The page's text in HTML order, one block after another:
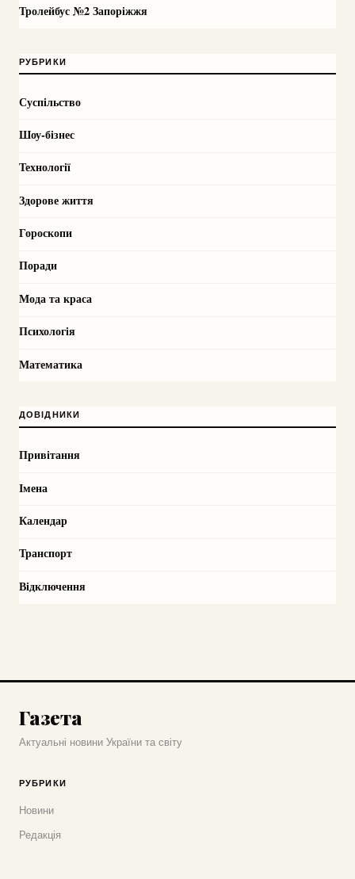
Тролейбус №2 Запоріжжя
РУБРИКИ
Суспільство
Шоу-бізнес
Технології
Здорове життя
Гороскопи
Поради
Мода та краса
Психологія
Математика
ДОВІДНИКИ
Привітання
Імена
Календар
Транспорт
Відключення
Газета
Актуальні новини України та світу
РУБРИКИ
Новини
Редакція